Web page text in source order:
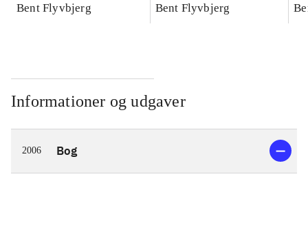
konkretes videnskab
Bent Flyvbjerg
konkretes videnskab
Bent Flyvbjerg
Informationer og udgaver
2006 Bog